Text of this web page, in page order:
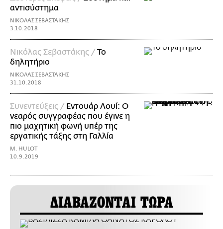
αντισύστημα
ΝΙΚΟΛΑΣ ΣΕΒΑΣΤΑΚΗΣ
3.10.2018
Νικόλας Σεβαστάκης /Το
δηλητήριο
ΝΙΚΟΛΑΣ ΣΕΒΑΣΤΑΚΗΣ
31.10.2018
Συνεντεύξεις / Εντουάρ Λουί: Ο
νεαρός συγγραφέας που έγινε η
πιο μαχητική φωνή υπέρ της
εργατικής τάξης στη Γαλλία
M. HULOT
10.9.2019
ΔΙΑΒΑΖΟΝΤΑΙ ΤΩΡΑ